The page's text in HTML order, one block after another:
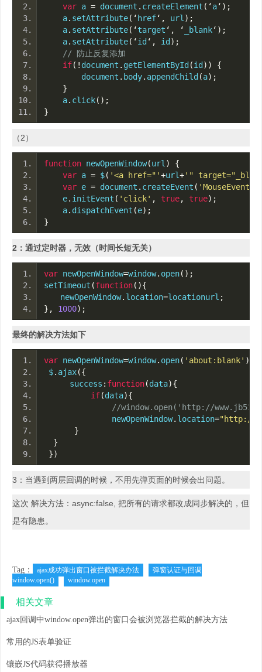
var a = document . createElement (‘a‘);
a. setAttribute(‘ href‘, url );
a. setAttribute(‘target ‘, ‘ _blank‘);
a. setAttribute(‘id ‘, id );
// 防止反复添加
if(! document . getElementById (id ))
{
document . body. appendChild (a);
}
a. click();
}
（2）
function newOpenWindow(url )
{
var a = $( '<a href="'+url+'"
var e = document . createEvent ( 'MouseEvents'
e. initEvent ( 'click' , true, true);
a. dispatchEvent (e);
}
2：通过定时器，无效（时间长短无关）
var newOpenWindow=window. open();
setTimeout (function(){
newOpenWindow. location=locationurl ;
},
1000);
最终的解决方法如下
var newOpenWindow=window. open( 'about:blank' );
$. ajax({
success : function(data){
if(data){
//window.open('http://
newOpenWindow. location="http://
}
}
})
3：当遇到两层回调的时候，不用先弹页面的时候会出问题。
这次 解决方法：async:false, 把所有的请求都改成同步解决的，但
是有隐患。
Tag： ajax成功弹出窗口被拦截解决办法
弹窗认证与回调
window.open()
window.open
相关文章
ajax回调中window.open弹出的窗口会被浏览器拦截的解决方法
常用的JS表单验证
镶嵌JS代码获得播放器